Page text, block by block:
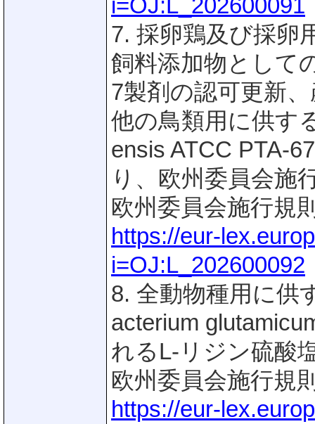
i=OJ:L_202600091
7. 採卵鶏及び採卵
飼料添加物として
7製剤の認可更新
他の鳥類用に供す
ensis ATCC PTA-
り、欧州委員会施
欧州委員会施行規
https://eur-
i=OJ:L_202600092
8. 全動物種用に供
acterium
れるL-リジン硫酸
欧州委員会施行規
https://eur-